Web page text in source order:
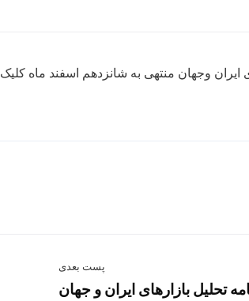
ایران وجهان منتهی به شانزدهم اسفند ماه کلیک
پست بعدی
تحلیل بازارهای ایران و جهان